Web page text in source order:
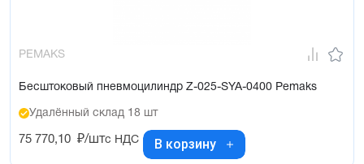
PEMAKS
Бесштоковый пневмоцилиндр Z-025-SYA-0400 Pemaks
Удалённый склад 18 шт
75 770,10 ₽/штс НДС В корзину